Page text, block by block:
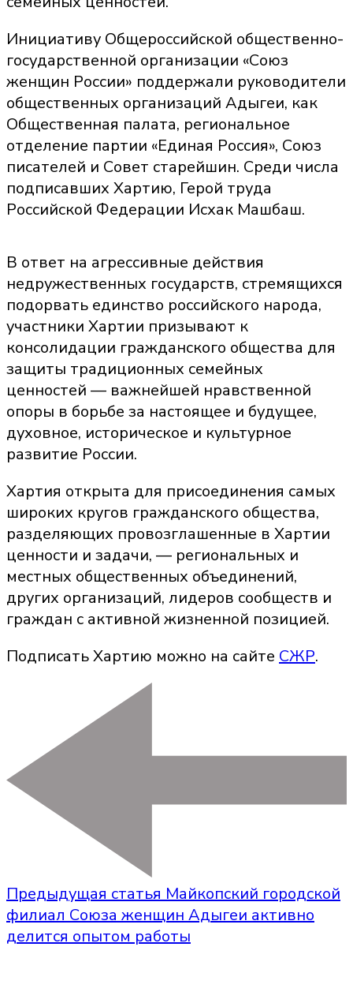
Инициативу Общероссийской общественно-
государственной организации «Союз
женщин России» поддержали руководители
общественных организаций Адыгеи, как
Общественная палата, региональное
отделение партии «Единая Россия», Союз
писателей и Совет старейшин. Среди числа
подписавших Хартию, Герой труда
Российской Федерации Исхак Машбаш.
В ответ на агрессивные действия
недружественных государств, стремящихся
подорвать единство российского народа,
участники Хартии призывают к
консолидации гражданского общества для
защиты традиционных семейных
ценностей — важнейшей нравственной
опоры в борьбе за настоящее и будущее,
духовное, историческое и культурное
развитие России.
Хартия открыта для присоединения самых
широких кругов гражданского общества,
разделяющих провозглашенные в Хартии
ценности и задачи, — региональных и
местных общественных объединений,
других организаций, лидеров сообществ и
граждан с активной жизненной позицией.
Подписать Хартию можно на сайте СЖР.
Предыдущая статья Майкопский городской
филиал Союза женщин Адыгеи активно
делится опытом работы